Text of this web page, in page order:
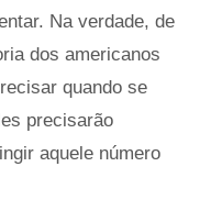
Na verdade, de
dos americanos
quando se
precisarão
aquele número